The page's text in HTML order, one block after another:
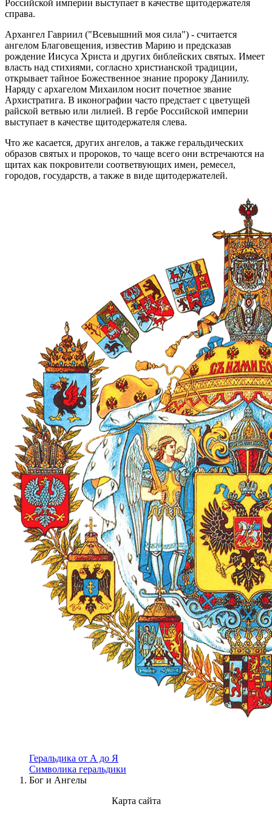
Российской империи выступает в качестве щитодержателя
справа.
Архангел Гавриил ("Всевышний моя сила") - считается
ангелом Благовещения, известив Марию и предсказав
рождение Иисуса Христа и других библейских святых. Имеет
власть над стихиями, согласно христианской традиции,
открывает тайное Божественное знание пророку Даниилу.
Наряду с архагелом Михаилом носит почетное звание
Архистратига. В иконографии часто предстает с цветущей
райской ветвью или лилией. В гербе Российской империи
выступает в качестве щитодержателя слева.
Что же касается, других ангелов, а также геральдических
образов святых и пророков, то чаще всего они встречаются на
щитах как покровители соответвующих имен, ремесел,
городов, государств, а также в виде щитодержателей.
Геральдика от А до Я
Символика геральдики
Бог и Ангелы
Карта сайта